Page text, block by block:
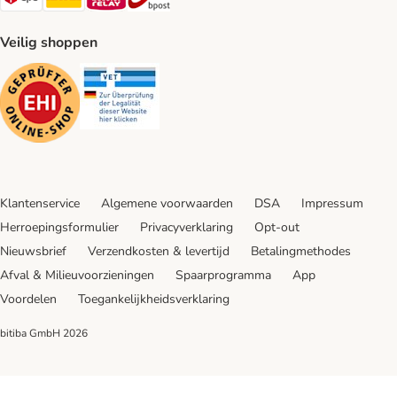
Veilig shoppen
Security
Klantenservice Algemene voorwaarden DSA
Impressum
Herroepingsformulier
Privacyverklaring
Opt-out
Nieuwsbrief
Verzendkosten & levertijd
Betalingmethodes
Afval & Milieuvoorzieningen
Spaarprogramma
App
Voordelen
Toegankelijkheidsverklaring
bitiba GmbH 2026